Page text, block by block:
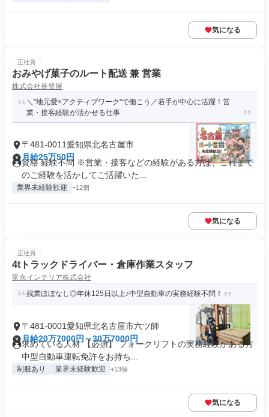
気になる
正社員
おみやげ菓子のルート配送 兼 営業
株式会社長登屋
＼"地元愛×アクティブワーク"で働こう／若手が中心に活躍！営
業・接客経験が活かせる仕事
〒481-0011愛知県北名古屋市
月給25万50円
資格 経験不問 ※営業・接客などの経験がある方は、これまで
のご経験を活かしてご活躍いた...
業界未経験歓迎 +12個
気になる
正社員
4tトラックドライバー・倉庫作業スタッフ
富永インテリア株式会社
残業ほぼなし◎年休125日以上♪中型自動車の実務経験不問！
〒481-0001愛知県北名古屋市六ツ師
月給20万7000円～30万7000円
求めている人材 【必須】 フォークリフトの実務経験がある方
中型自動車運転免許をお持ち...
制服あり 業界未経験歓迎 +13個
気になる